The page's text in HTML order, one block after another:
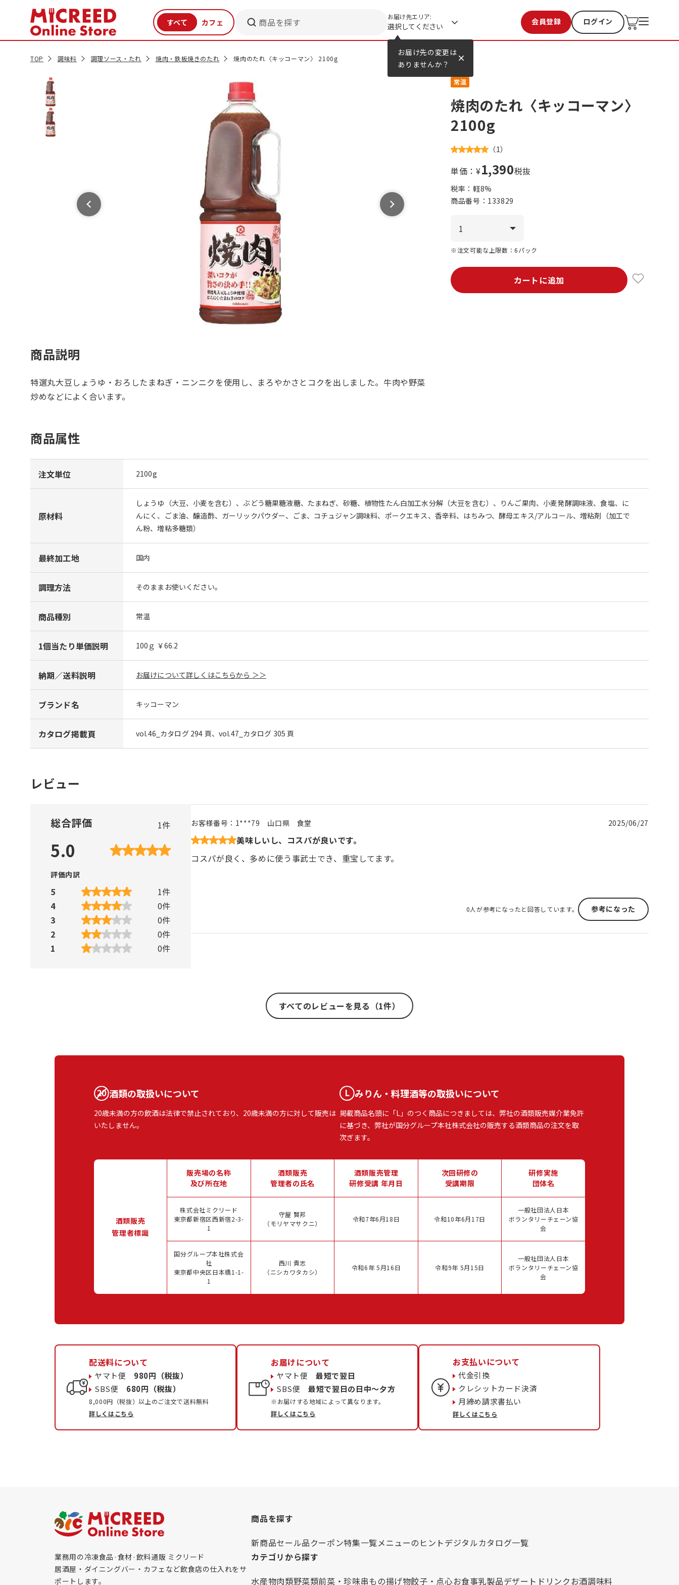
お届け先の変更は
ありませんか？
商品を探す お届け先エリア:
選択してください 会員登録 ログイン
お気に入り 過去購入
TOP 調味料 調理ソース・たれ 焼肉・鉄板焼きのたれ 焼肉のたれ〈キッコーマン〉 2100g
常温
焼肉のたれ〈キッコーマン〉
2100g
（1）
単価：¥1,390税抜
税率：軽8%
商品番号： 133829
※注文可能な上限数：6パック
カートに追加
商品説明
特選丸大豆しょうゆ・おろしたまねぎ・ニンニクを使用し、まろやかさとコクを出しました。牛肉や野菜
炒めなどによく合います。
商品属性
注文単位 2100g
原材料
しょうゆ（大豆、小麦を含む）、ぶどう糖果糖液糖、たまねぎ、砂糖、植物性たん白加工水分解（大豆を含む）、りんご果肉、小麦発酵調味液、食塩、に
んにく、ごま油、醸造酢、ガーリックパウダー、ごま、コチュジャン調味料、ポークエキス、香辛料、はちみつ、酵母エキス/アルコール、増粘剤（加工で
ん粉、増粘多糖類）
最終加工地 国内
調理方法 そのままお使いください。
商品種別 常温
1個当たり単価説明 100ｇ ￥66.2
納期／送料説明 お届けについて詳しくはこちらから ＞＞
ブランド名 キッコーマン
カタログ掲載頁 vol.46_カタログ 294 頁、vol.47_カタログ 305 頁
レビュー
総合評価 1件
5.0
評価内訳
5 1件
4
0件
3
0件
2
0件
1
0件
お客様番号： 1***79 山口県 食堂 2025/06/27
美味しいし、コスパが良いです。
コスパが良く、多めに使う事武士でき、重宝してます。
0人が参考になったと回答しています。 参考になった
すべてのレビューを見る（1件）
酒類の取扱いについて
20歳未満の方の飲酒は法律で禁止されており、20歳未満の方に対して販売は
いたしません。
みりん・料理酒等の取扱いについて
掲載商品名頭に「L」のつく商品につきましては、弊社の酒類販売媒介業免許
に基づき、弊社が国分グループ本社株式会社の販売する酒類商品の注文を取
次ぎます。
酒類販売
管理者標識
販売場の名称
及び所在地
酒類販売
管理者の氏名
酒類販売管理
研修受講 年月日
次回研修の
受講期限
研修実施
団体名
株式会社ミクリード
東京都新宿区西新宿2-3-
1
守屋 賢邦
（モリヤマサクニ）
令和7年6月18日 令和10年6月17日
一般社団法人日本
ボランタリーチェーン協
会
国分グループ本社株式会
社
東京都中央区日本橋1-1-
1
西川 貴志
（ニシカワタカシ）
令和6年 5月16日 令和9年 5月15日
一般社団法人日本
ボランタリーチェーン協
会
配送料について
ヤマト便 980円（税抜）
SBS便 680円（税抜）
8,000円（税抜）以上のご注文で送料無料
詳しくはこちら
お届けについて
ヤマト便最短で翌日
SBS便最短で翌日の日中〜夕方
※お届けする地域によって異なります。
詳しくはこちら
お支払いについて
代金引換
クレシットカード決済
月締め請求書払い
詳しくはこちら
業務用の冷凍食品·食材·飲料通販 ミクリード
居酒屋・ダイニングバー・カフェなど飲食店の仕入れをサ
ポートします。
商品を探す
新商品セール品クーポン特集一覧メニューのヒントデジタルカタログ一覧
カテゴリから探す
水産物肉類野菜類前菜・珍味串もの揚げ物餃子・点心お食事乳製品デザート ドリンクお酒調味料